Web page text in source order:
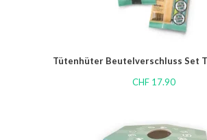
Tütenhüter Beutelverschluss Set
CHF17.90